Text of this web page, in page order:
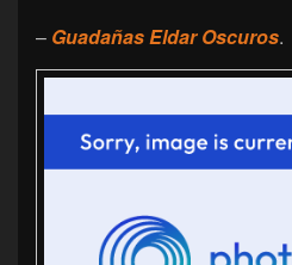
– Guadañas Eldar Oscuros.